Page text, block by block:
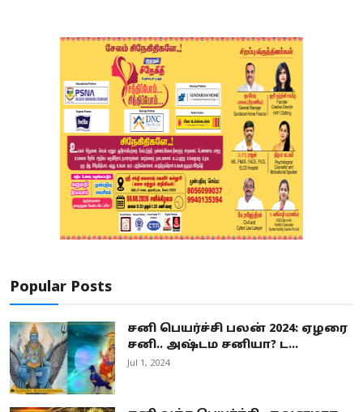
Popular Posts
சனி பெயர்ச்சி பலன் 2024: ஏழரை
சனி.. அஷ்டம சனியா? ட...
Jul 1, 2024